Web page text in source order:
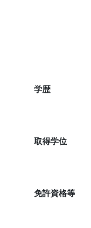
学歴
取得学位
免許資格等